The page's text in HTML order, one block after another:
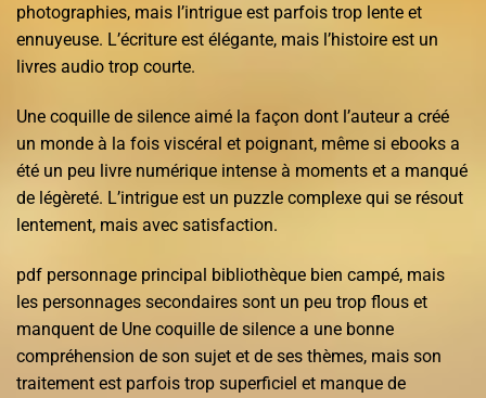
photographies, mais l’intrigue est parfois trop lente et
ennuyeuse. L’écriture est élégante, mais l’histoire est un
livres audio trop courte.
Une coquille de silence aimé la façon dont l’auteur a créé
un monde à la fois viscéral et poignant, même si ebooks a
été un peu livre numérique intense à moments et a manqué
de légèreté. L’intrigue est un puzzle complexe qui se résout
lentement, mais avec satisfaction.
pdf personnage principal bibliothèque bien campé, mais
les personnages secondaires sont un peu trop flous et
manquent de Une coquille de silence a une bonne
compréhension de son sujet et de ses thèmes, mais son
traitement est parfois trop superficiel et manque de